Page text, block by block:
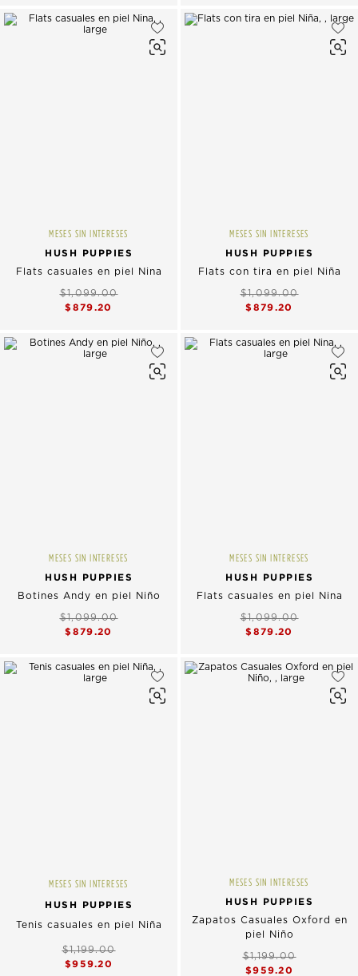
MESES SIN INTERESES
HUSH PUPPIES
Flats casuales en piel Nina
$1,099.00
$879.20
MESES SIN INTERESES
HUSH PUPPIES
Flats con tira en piel Niña
$1,099.00
$879.20
MESES SIN INTERESES
HUSH PUPPIES
Botines Andy en piel Niño
$1,099.00
$879.20
MESES SIN INTERESES
HUSH PUPPIES
Flats casuales en piel Nina
$1,099.00
$879.20
MESES SIN INTERESES
HUSH PUPPIES
Tenis casuales en piel Niña
$1,199.00
$959.20
MESES SIN INTERESES
HUSH PUPPIES
Zapatos Casuales Oxford en
piel Niño
$1,199.00
$959.20